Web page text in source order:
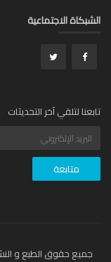
الاجتماعية
لتلقي آخر التحديثات